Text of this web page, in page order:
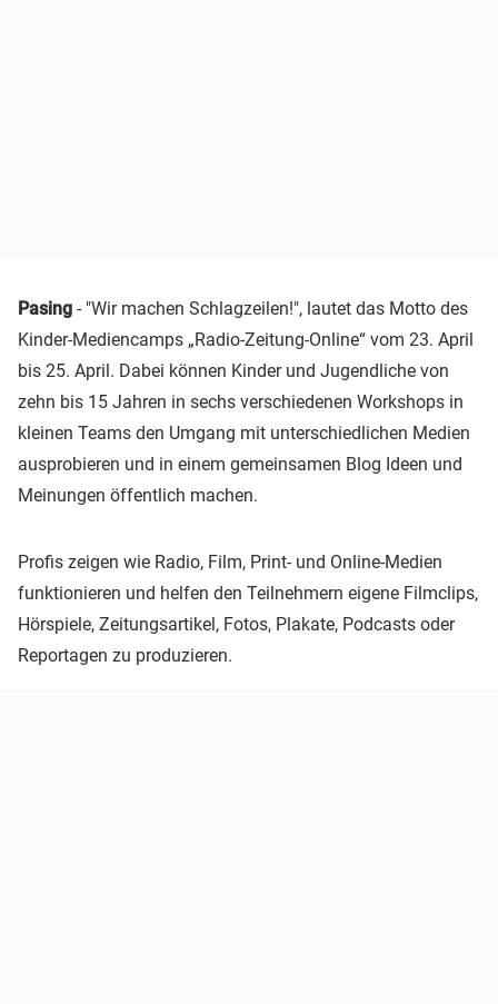
Pasing - "Wir machen Schlagzeilen!", lautet das Motto des
Kinder-Mediencamps „Radio-Zeitung-Online“ vom 23. April
bis 25. April. Dabei können Kinder und Jugendliche von
zehn bis 15 Jahren in sechs verschiedenen Workshops in
kleinen Teams den Umgang mit unterschiedlichen Medien
ausprobieren und in einem gemeinsamen Blog Ideen und
Meinungen öffentlich machen.
Profis zeigen wie Radio, Film, Print- und Online-Medien
funktionieren und helfen den Teilnehmern eigene Filmclips,
Hörspiele, Zeitungsartikel, Fotos, Plakate, Podcasts oder
Reportagen zu produzieren.